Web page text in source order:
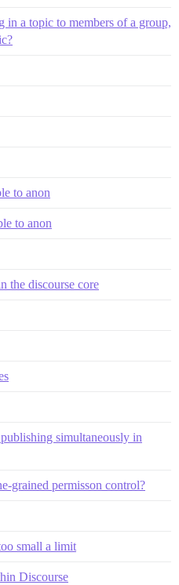
in a topic to members of a group,
to anon
to anon
the discourse core
simultaneously in
grained permisson control?
small a limit
Discourse